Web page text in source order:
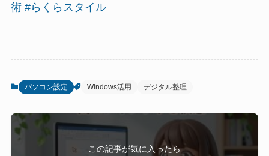
術 #らくらスタイル
パソコン設定 Windows活用 デジタル整理
この記事が気に入ったら